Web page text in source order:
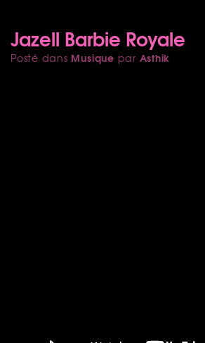
Jazell Barbie Royale
Posté dans Musique par Asthik